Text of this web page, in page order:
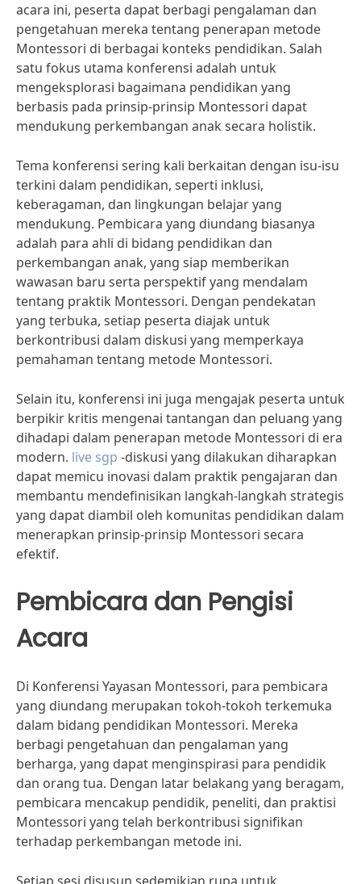
acara ini, peserta dapat berbagi pengalaman dan
pengetahuan mereka tentang penerapan metode
Montessori di berbagai konteks pendidikan. Salah
satu fokus utama konferensi adalah untuk
mengeksplorasi bagaimana pendidikan yang
berbasis pada prinsip-prinsip Montessori dapat
mendukung perkembangan anak secara holistik.
Tema konferensi sering kali berkaitan dengan isu-isu
terkini dalam pendidikan, seperti inklusi,
keberagaman, dan lingkungan belajar yang
mendukung. Pembicara yang diundang biasanya
adalah para ahli di bidang pendidikan dan
perkembangan anak, yang siap memberikan
wawasan baru serta perspektif yang mendalam
tentang praktik Montessori. Dengan pendekatan
yang terbuka, setiap peserta diajak untuk
berkontribusi dalam diskusi yang memperkaya
pemahaman tentang metode Montessori.
Selain itu, konferensi ini juga mengajak peserta untuk
berpikir kritis mengenai tantangan dan peluang yang
dihadapi dalam penerapan metode Montessori di era
modern. live sgp -diskusi yang dilakukan diharapkan
dapat memicu inovasi dalam praktik pengajaran dan
membantu mendefinisikan langkah-langkah strategis
yang dapat diambil oleh komunitas pendidikan dalam
menerapkan prinsip-prinsip Montessori secara
efektif.
Pembicara dan Pengisi
Acara
Di Konferensi Yayasan Montessori, para pembicara
yang diundang merupakan tokoh-tokoh terkemuka
dalam bidang pendidikan Montessori. Mereka
berbagi pengetahuan dan pengalaman yang
berharga, yang dapat menginspirasi para pendidik
dan orang tua. Dengan latar belakang yang beragam,
pembicara mencakup pendidik, peneliti, dan praktisi
Montessori yang telah berkontribusi signifikan
terhadap perkembangan metode ini.